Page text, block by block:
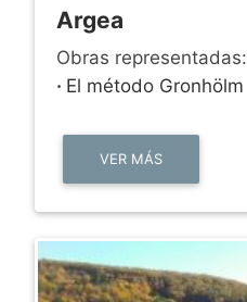
Argea
Obras representadas:
· El método Gronhölm
VER MÁS